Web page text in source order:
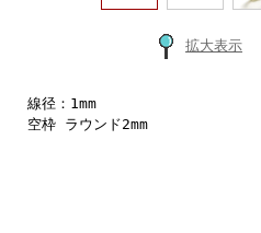
拡大表示
線径：1mm
空枠 ラウンド2mm